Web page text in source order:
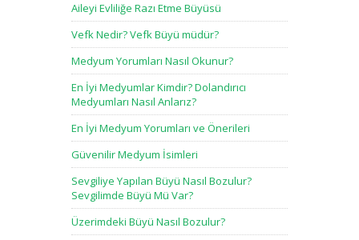
Aileyi Evliliğe Razı Etme Büyüsü
Vefk Nedir? Vefk Büyü müdür?
Medyum Yorumları Nasıl Okunur?
En İyi Medyumlar Kimdir? Dolandırıcı
Medyumları Nasıl Anlarız?
En İyi Medyum Yorumları ve Önerileri
Güvenilir Medyum İsimleri
Sevgiliye Yapılan Büyü Nasıl Bozulur?
Sevgilimde Büyü Mü Var?
Üzerimdeki Büyü Nasıl Bozulur?